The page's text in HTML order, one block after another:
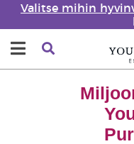
Valitse mihin